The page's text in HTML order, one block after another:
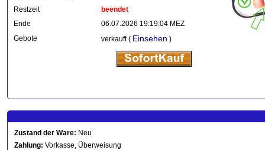
Restzeit
beendet
Ende
06.07.2026 19:19:04 MEZ
Gebote
verkauft ( Einsehen )
Zustand der Ware: Neu
Zahlung: Vorkasse, Überweisung